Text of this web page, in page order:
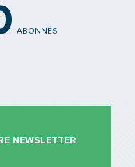
ABONNÉS
NEWSLETTER